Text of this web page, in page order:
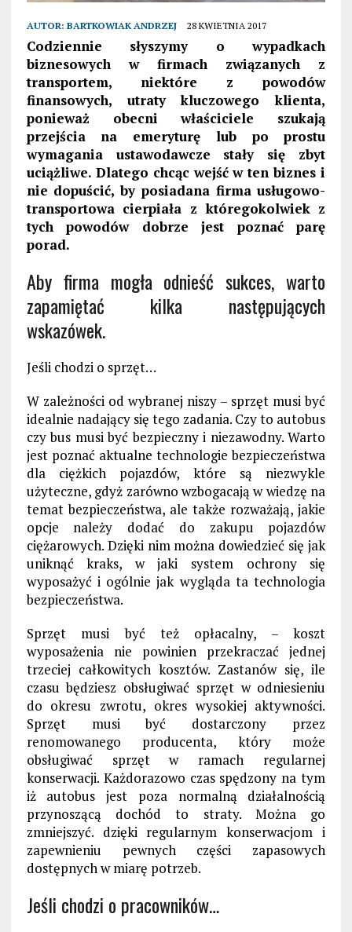
AUTOR: BARTKOWIAK ANDRZEJ 28 KWIETNIA 2017
Codziennie słyszymy o wypadkach
biznesowych w firmach związanych z
transportem, niektóre z powodów
finansowych, utraty kluczowego klienta,
ponieważ obecni właściciele szukają
przejścia na emeryturę lub po prostu
wymagania ustawodawcze stały się zbyt
uciążliwe. Dlatego chcąc wejść w ten biznes i
nie dopuścić, by posiadana firma usługowo-
transportowa cierpiała z któregokolwiek z
tych powodów dobrze jest poznać parę
porad.
Aby firma mogła odnieść sukces, warto
zapamiętać kilka następujących
wskazówek.
Jeśli chodzi o sprzęt…
W zależności od wybranej niszy – sprzęt musi być
idealnie nadający się tego zadania. Czy to autobus
czy bus musi być bezpieczny i niezawodny. Warto
jest poznać aktualne technologie bezpieczeństwa
dla ciężkich pojazdów, które są niezwykle
użyteczne, gdyż zarówno wzbogacają w wiedzę na
temat bezpieczeństwa, ale także rozważają, jakie
opcje należy dodać do zakupu pojazdów
ciężarowych. Dzięki nim można dowiedzieć się jak
uniknąć kraks, w jaki system ochrony się
wyposażyć i ogólnie jak wygląda ta technologia
bezpieczeństwa.
Sprzęt musi być też opłacalny, – koszt
wyposażenia nie powinien przekraczać jednej
trzeciej całkowitych kosztów. Zastanów się, ile
czasu będziesz obsługiwać sprzęt w odniesieniu
do okresu zwrotu, okres wysokiej aktywności.
Sprzęt musi być dostarczony przez
renomowanego producenta, który może
obsługiwać sprzęt w ramach regularnej
konserwacji. Każdorazowo czas spędzony na tym
iż autobus jest poza normalną działalnością
przynoszącą dochód to straty. Można go
zmniejszyć. dzięki regularnym konserwacjom i
zapewnieniu pewnych części zapasowych
dostępnych w miarę potrzeb.
Jeśli chodzi o pracowników…